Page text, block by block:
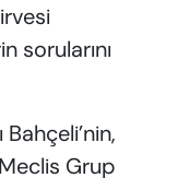
sorularını
Grup